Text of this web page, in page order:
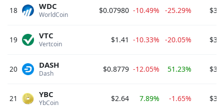
18 WorldCoin
WDC $0.07980 -10.49% -25.29%
19 Vertcoin
VTC $1.41 -10.33% -20.05%
20 Dash
DASH $0.8779 -12.05% 51.23%
21 YbCoin
YBC $2.64 7.89% -1.65%